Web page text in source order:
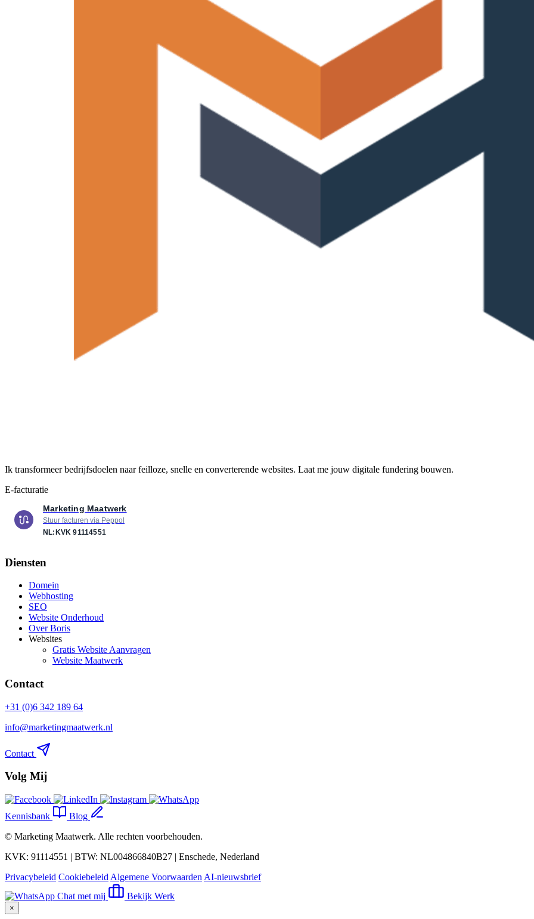
Ik transformeer bedrijfsdoelen naar feilloze, snelle en converterende websites. Laat me jouw digitale fundering bouwen.
E-facturatie
Marketing Maatwerk
Stuur facturen via Peppol
NL:KVK 91114551
Diensten
Domein
Webhosting
SEO
Website Onderhoud
Over Boris
Websites
Gratis Website Aanvragen
Website Maatwerk
Contact
+31 (0)6 342 189 64
info@marketingmaatwerk.nl
Contact
Volg Mij
Kennisbank
Blog
© Marketing Maatwerk. Alle rechten voorbehouden.
KVK: 91114551 | BTW: NL004866840B27 | Enschede, Nederland
Privacybeleid Cookiebeleid Algemene Voorwaarden AI-nieuwsbrief
Chat met mij
Bekijk Werk
×